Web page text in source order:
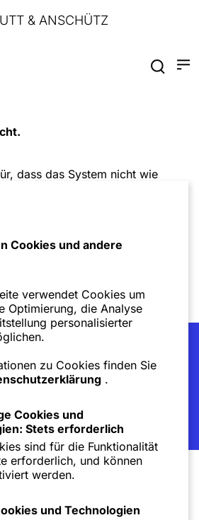
& ANSCHÜTZ
dass das System nicht wie
Cookies und andere
verwendet Cookies um
Optimierung, die Analyse
personalisierter
zu Cookies finden Sie
.
Cookies und
Stets erforderlich
sind für die Funktionalität
erforderlich, und können
werden.
und Technologien